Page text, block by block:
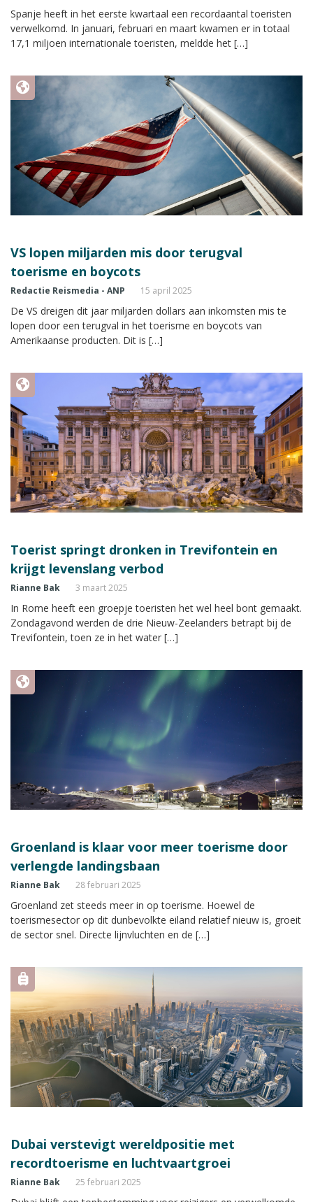
Spanje heeft in het eerste kwartaal een recordaantal toeristen
verwelkomd. In januari, februari en maart kwamen er in totaal
17,1 miljoen internationale toeristen, meldde het […]
VS lopen miljarden mis door terugval
toerisme en boycots
Redactie Reismedia - ANP 15 april 2025
De VS dreigen dit jaar miljarden dollars aan inkomsten mis te
lopen door een terugval in het toerisme en boycots van
Amerikaanse producten. Dit is […]
Toerist springt dronken in Trevifontein en
krijgt levenslang verbod
Rianne Bak 3 maart 2025
In Rome heeft een groepje toeristen het wel heel bont gemaakt.
Zondagavond werden de drie Nieuw-Zeelanders betrapt bij de
Trevifontein, toen ze in het water […]
Groenland is klaar voor meer toerisme door
verlengde landingsbaan
Rianne Bak 28 februari 2025
Groenland zet steeds meer in op toerisme. Hoewel de
toerismesector op dit dunbevolkte eiland relatief nieuw is, groeit
de sector snel. Directe lijnvluchten en de […]
Dubai verstevigt wereldpositie met
recordtoerisme en luchtvaartgroei
Rianne Bak 25 februari 2025